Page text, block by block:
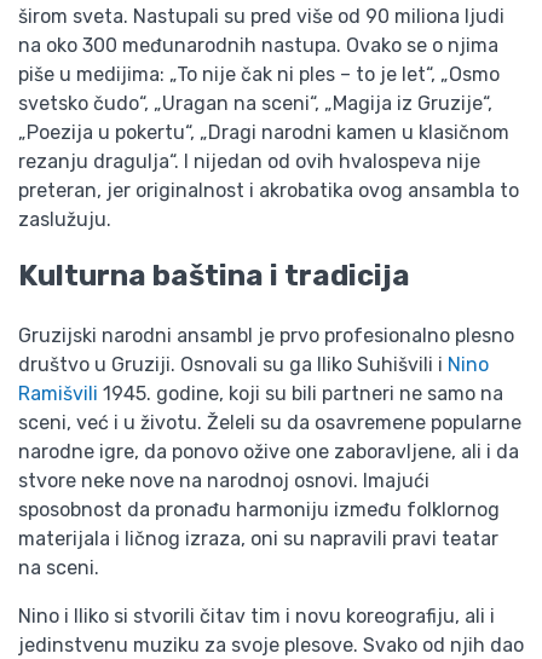
širom sveta. Nastupali su pred više od 90 miliona ljudi
na oko 300 međunarodnih nastupa. Ovako se o njima
piše u medijima: „To nije čak ni ples – to je let“, „Osmo
svetsko čudo“, „Uragan na sceni“, „Magija iz Gruzije“,
„Poezija u pokertu“, „Dragi narodni kamen u klasičnom
rezanju dragulja“. I nijedan od ovih hvalospeva nije
preteran, jer originalnost i akrobatika ovog ansambla to
zaslužuju.
Kulturna baština i tradicija
Gruzijski narodni ansambl je prvo profesionalno plesno
društvo u Gruziji. Osnovali su ga Iliko Suhišvili i Nino
Ramišvili 1945. godine, koji su bili partneri ne samo na
sceni, već i u životu. Želeli su da osavremene popularne
narodne igre, da ponovo ožive one zaboravljene, ali i da
stvore neke nove na narodnoj osnovi. Imajući
sposobnost da pronađu harmoniju između folklornog
materijala i ličnog izraza, oni su napravili pravi teatar
na sceni.
Nino i Iliko si stvorili čitav tim i novu koreografiju, ali i
jedinstvenu muziku za svoje plesove. Svako od njih dao